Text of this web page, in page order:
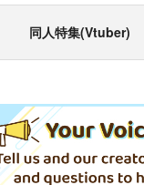
同人特集(Vtuber)